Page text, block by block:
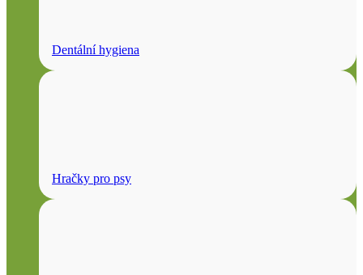
Dentální hygiena
Hračky pro psy